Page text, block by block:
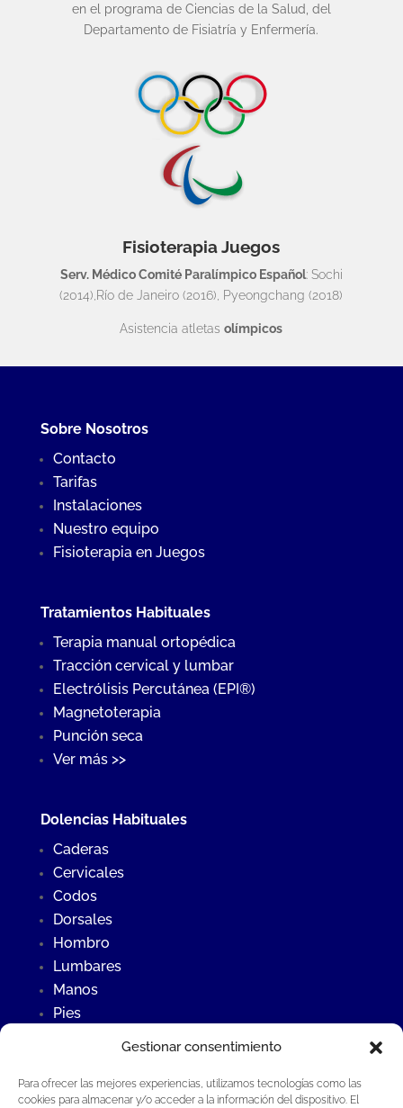
Gestionar consentimiento
Para ofrecer las mejores experiencias, utilizamos tecnologías como las
cookies para almacenar y/o acceder a la información del dispositivo. El
en el programa de Ciencias de la Salud, del
Departamento de Fisiatría y Enfermería.
Fisioterapia Juegos
Serv. Médico Comité Paralímpico Español: Sochi
(2014),Río de Janeiro (2016), Pyeongchang (2018)
Asistencia atletasolímpicos
Sobre Nosotros
Contacto
Tarifas
Instalaciones
Nuestro equipo
Fisioterapia en Juegos
Tratamientos Habituales
Terapia manual ortopédica
Tracción cervical y lumbar
Electrólisis Percutánea (EPI®)
Magnetoterapia
Punción seca
Ver más >>
Dolencias Habituales
Caderas
Cervicales
Codos
Dorsales
Hombro
Lumbares
Manos
Pies
Últimas Noticias